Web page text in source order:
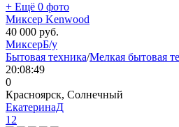
+ Ещё 0 фото
Миксер Kenwood
40 000 руб.
МиксерБ/у
Бытовая техника/Мелкая бытовая
20:08:49
0
Красноярск, Солнечный
ЕкатеринаД
12